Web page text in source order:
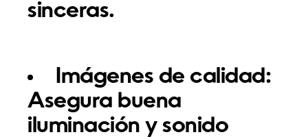
sinceras.
Imágenes de calidad:
Asegura buena
iluminación y sonido